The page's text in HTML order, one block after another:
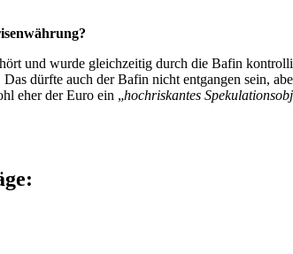
und wurde gleichzeitig durch die Bafin
Das dürfte auch der Bafin nicht entgangen sein,
eher der Euro ein „hochriskantes